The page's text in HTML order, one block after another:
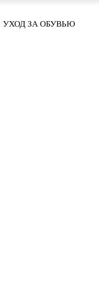
УХОД ЗА ОБУВЬЮ